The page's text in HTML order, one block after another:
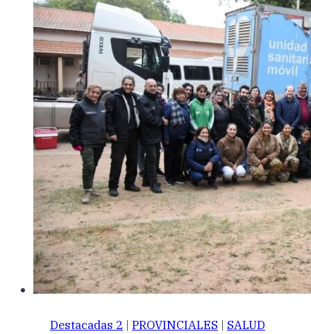
Destacadas 2 | PROVINCIALES | SALUD